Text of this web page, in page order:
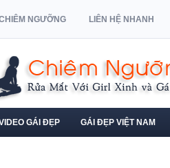
NGƯỠNG LIÊN HỆ NHANH
GÁI ĐẸP GÁI ĐẸP VIỆT NAM